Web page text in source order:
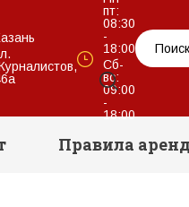
пт:
08:30
-
18:00
Сб-
вс:
09:00
-
18:00
Правила